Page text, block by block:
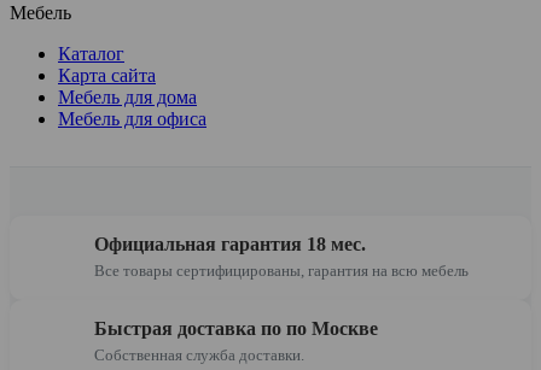
Мебель
Каталог
Карта сайта
Мебель для дома
Мебель для офиса
Официальная гарантия 18 мес.
Все товары сертифицированы, гарантия на всю мебель
Быстрая доставка по по Москве
Собственная служба доставки.